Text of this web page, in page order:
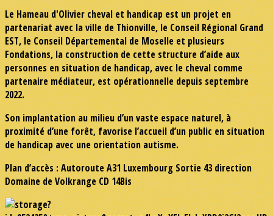
Le Hameau d'Olivier cheval et handicap est un projet en
partenariat avec la ville de Thionville, le Conseil Régional Grand
EST, le Conseil Départemental de Moselle et plusieurs
Fondations, la construction de cette structure d’aide aux
personnes en situation de handicap, avec le cheval comme
partenaire médiateur, est opérationnelle depuis septembre
2022.
Son implantation au milieu d’un vaste espace naturel, à
proximité d’une forêt, favorise l’accueil d’un public en situation
de handicap avec une orientation autisme.
Plan d’accès : Autoroute A31 Luxembourg Sortie 43 direction
Domaine de Volkrange CD 14Bis